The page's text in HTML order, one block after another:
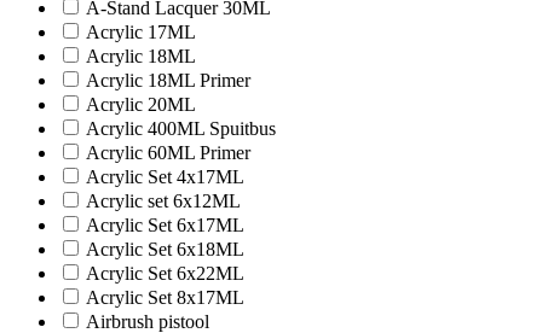
A-Stand Lacquer 30ML
Acrylic 17ML
Acrylic 18ML
Acrylic 18ML Primer
Acrylic 20ML
Acrylic 400ML Spuitbus
Acrylic 60ML Primer
Acrylic Set 4x17ML
Acrylic set 6x12ML
Acrylic Set 6x17ML
Acrylic Set 6x18ML
Acrylic Set 6x22ML
Acrylic Set 8x17ML
Airbrush pistool